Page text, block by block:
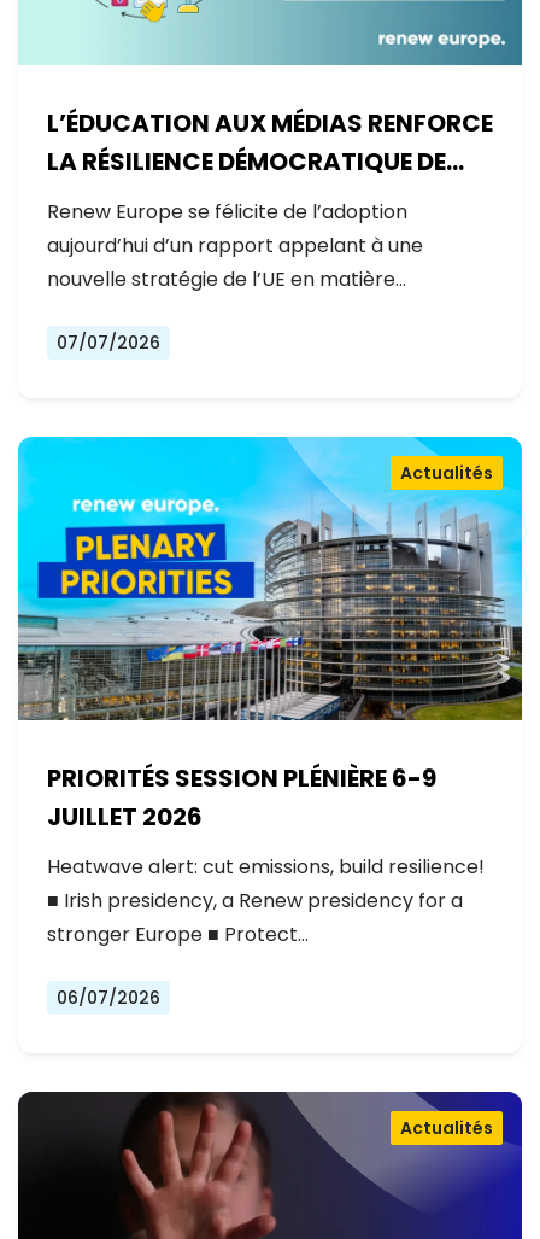
L’ÉDUCATION AUX MÉDIAS RENFORCE
LA RÉSILIENCE DÉMOCRATIQUE DE
L’EUROPE
Renew Europe se félicite de l’adoption
aujourd’hui d’un rapport appelant à une
nouvelle stratégie de l’UE en matière…
07/07/2026
PRIORITÉS SESSION PLÉNIÈRE 6-9
JUILLET 2026
Actualités
Heatwave alert: cut emissions, build resilience!
■ Irish presidency, a Renew presidency for a
stronger Europe ■ Protect…
06/07/2026
Actualités